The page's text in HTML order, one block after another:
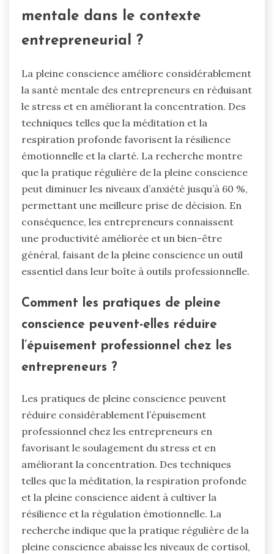
mentale dans le contexte
entrepreneurial ?
La pleine conscience améliore considérablement
la santé mentale des entrepreneurs en réduisant
le stress et en améliorant la concentration. Des
techniques telles que la méditation et la
respiration profonde favorisent la résilience
émotionnelle et la clarté. La recherche montre
que la pratique régulière de la pleine conscience
peut diminuer les niveaux d’anxiété jusqu’à 60 %,
permettant une meilleure prise de décision. En
conséquence, les entrepreneurs connaissent
une productivité améliorée et un bien-être
général, faisant de la pleine conscience un outil
essentiel dans leur boîte à outils professionnelle.
Comment les pratiques de pleine
conscience peuvent-elles réduire
l’épuisement professionnel chez les
entrepreneurs ?
Les pratiques de pleine conscience peuvent
réduire considérablement l’épuisement
professionnel chez les entrepreneurs en
favorisant le soulagement du stress et en
améliorant la concentration. Des techniques
telles que la méditation, la respiration profonde
et la pleine conscience aident à cultiver la
résilience et la régulation émotionnelle. La
recherche indique que la pratique régulière de la
pleine conscience abaisse les niveaux de cortisol,